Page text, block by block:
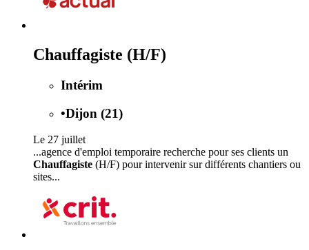
Chauffagiste (H/F)
Intérim
•Dijon (21)
Le 27 juillet
...agence d'emploi temporaire recherche pour ses clients un
Chauffagiste (H/F) pour intervenir sur différents chantiers ou
sites...